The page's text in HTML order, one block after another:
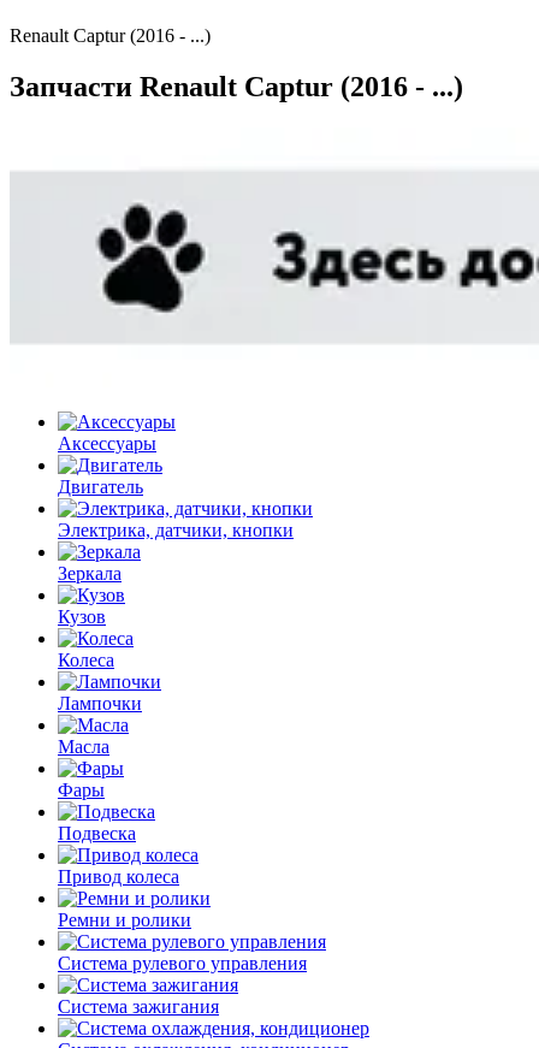
Renault Captur (2016 - ...)
Запчасти Renault Captur (2016 - ...)
Аксессуары
Двигатель
Электрика, датчики, кнопки
Зеркала
Кузов
Колеса
Лампочки
Масла
Фары
Подвеска
Привод колеса
Ремни и ролики
Система рулевого управления
Система зажигания